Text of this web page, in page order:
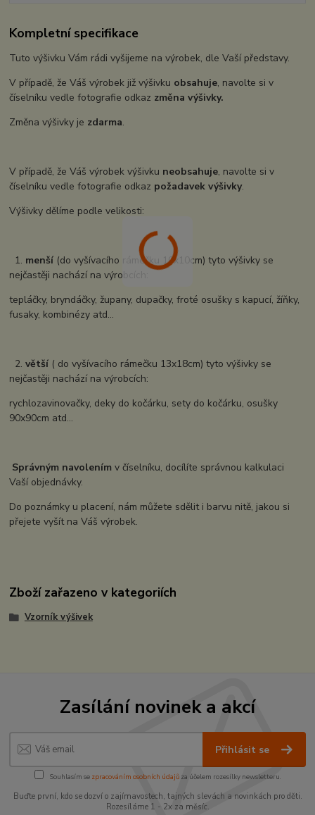
Kompletní specifikace
Tuto výšivku Vám rádi vyšijeme na výrobek, dle Vaší představy.
V případě, že Váš výrobek již výšivku obsahuje, navolte si v
číselníku vedle fotografie odkaz změna výšivky.
Změna výšivky je zdarma.
V případě, že Váš výrobek výšivku neobsahuje, navolte si v
číselníku vedle fotografie odkaz požadavek výšivky.
Výšivky dělíme podle velikosti:
1. menší (do vyšívacího rámečku 10x10cm) tyto výšivky se
nejčastěji nachází na výrobcích:
tepláčky, bryndáčky, župany, dupačky, froté osušky s kapucí, žíňky,
fusaky, kombinézy atd...
2.větší ( do vyšívacího rámečku 13x18cm) tyto výšivky se
nejčastěji nachází na výrobcích:
rychlozavinovačky, deky do kočárku, sety do kočárku, osušky
90x90cm atd...
Správným navolením v číselníku, docílíte správnou kalkulaci
Vaší objednávky.
Do poznámky u placení, nám můžete sdělit i barvu nitě, jakou si
přejete vyšít na Váš výrobek.
Zboží zařazeno v kategoriích
Vzorník výšivek
Zasílání novinek a akcí
Přihlásit se
Souhlasím se zpracováním osobních údajůza účelem rozesílky newsletteru.
Buďte první, kdo se dozví o zajímavostech, tajných slevách a novinkách pro děti.
Rozesíláme 1 - 2x za měsíc.